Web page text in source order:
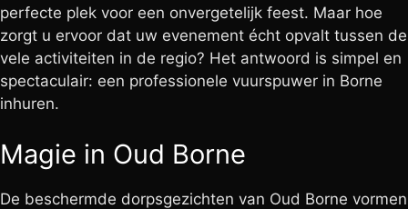
perfecte plek voor een onvergetelijk feest. Maar hoe
zorgt u ervoor dat uw evenement écht opvalt tussen de
vele activiteiten in de regio? Het antwoord is simpel en
spectaculair: een professionele vuurspuwer in Borne
inhuren.
Magie in Oud Borne
De beschermde dorpsgezichten van Oud Borne vormen